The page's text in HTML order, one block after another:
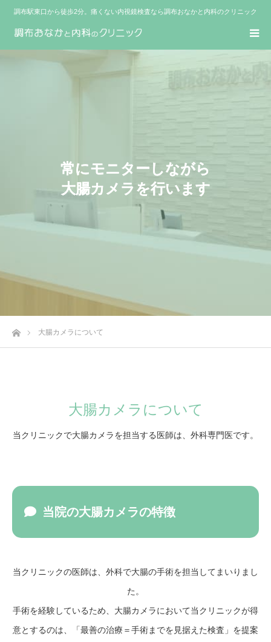
調布駅東口から徒歩2分。痛くない内視鏡検査なら調布おなかと内科のクリニック
常にモニターしながら
大腸カメラを行います
ホーム大腸カメラについて
大腸カメラについて
当クリニックで大腸カメラを担当する医師は、外科専門医です。
当院の大腸カメラの特徴
当クリニックの医師は、外科で大腸の手術を担当してまいりまし
た。
手術を経験しているため、大腸カメラにおいて当クリニックが得
意とするのは、「最善の治療＝手術までを見据えた検査」を提案